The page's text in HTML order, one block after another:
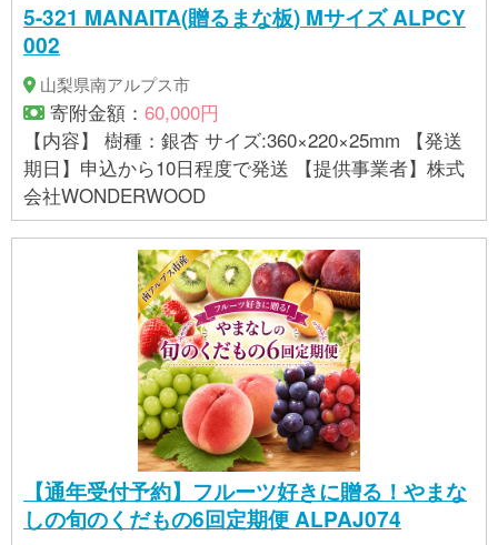
5-321 MANAITA(贈るまな板) Mサイズ ALPCY
002
山梨県南アルプス市
寄附金額： 60,000円
【内容】 樹種：銀杏 サイズ:360×220×25mm 【発送
期日】申込から10日程度で発送 【提供事業者】株式
会社WONDERWOOD
【通年受付予約】フルーツ好きに贈る！やまな
しの旬のくだもの6回定期便 ALPAJ074